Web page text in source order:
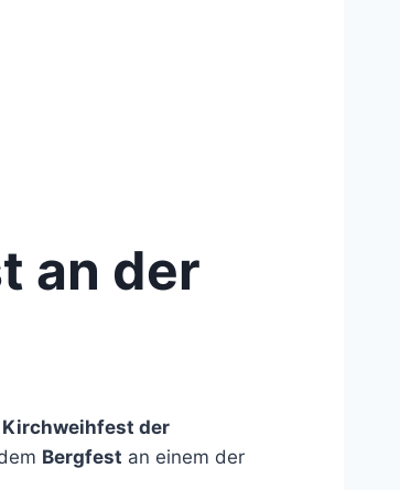
an der
Kirchweihfest der
Bergfest an einem der